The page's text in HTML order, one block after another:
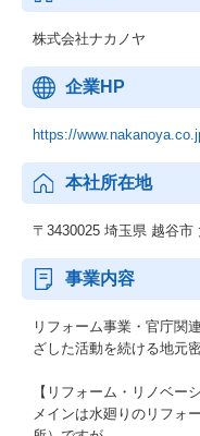
株式会社ナカノヤ
企業HP
https://
本社所在地
〒3430025 埼玉県 越谷市
事業内容
リフォーム事業・官庁関
ざした活動を続ける地元
【リフォーム・リノベー
メインは水廻りのリフォ